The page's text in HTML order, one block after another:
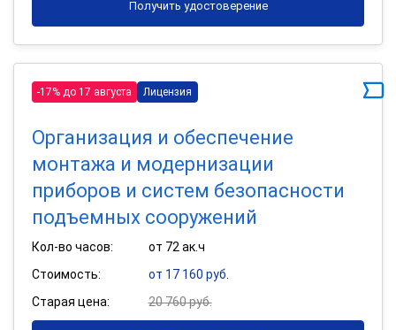
Получить удостоверение
-17% до 17 августа Лицензия
Организация и обеспечение
монтажа и модернизации
приборов и систем безопасности
подъемных сооружений
Кол-во часов:
от 72 ак.ч
Стоимость:
от 17 160 руб.
Старая цена:
20 760 руб.